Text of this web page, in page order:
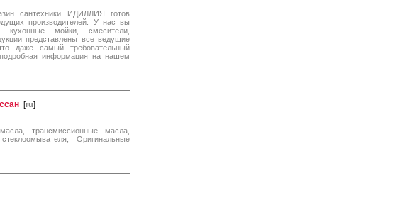
сантехники ИДИЛЛИЯ готов
производителей. У нас вы
мойки, смесители,
представлены все ведущие
даже самый требовательный
информация на нашем
[ru]
трансмиссионные масла,
Оригинальные